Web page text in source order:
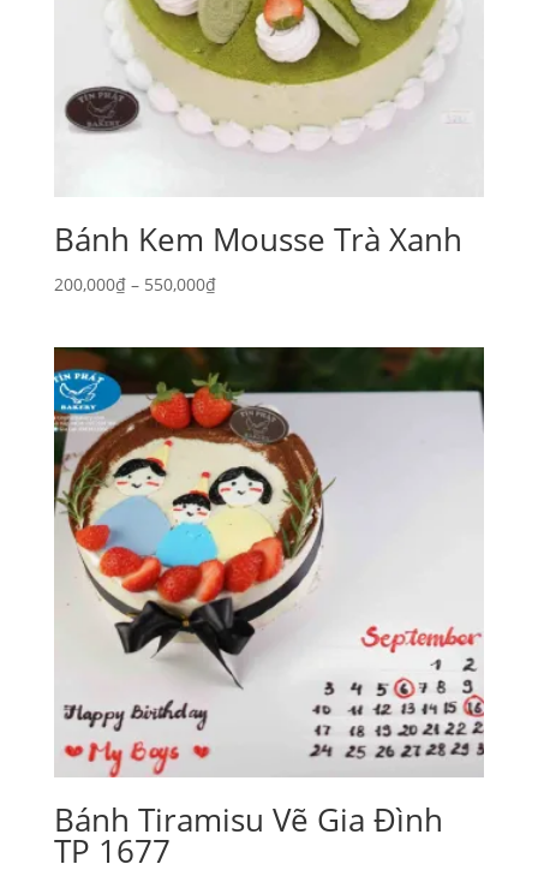
Bánh Kem Mousse Trà Xanh
200,000₫ – 550,000₫Khoảng
200,000₫
đến
550,000₫
Bánh Tiramisu Vẽ Gia Đình
TP 1677